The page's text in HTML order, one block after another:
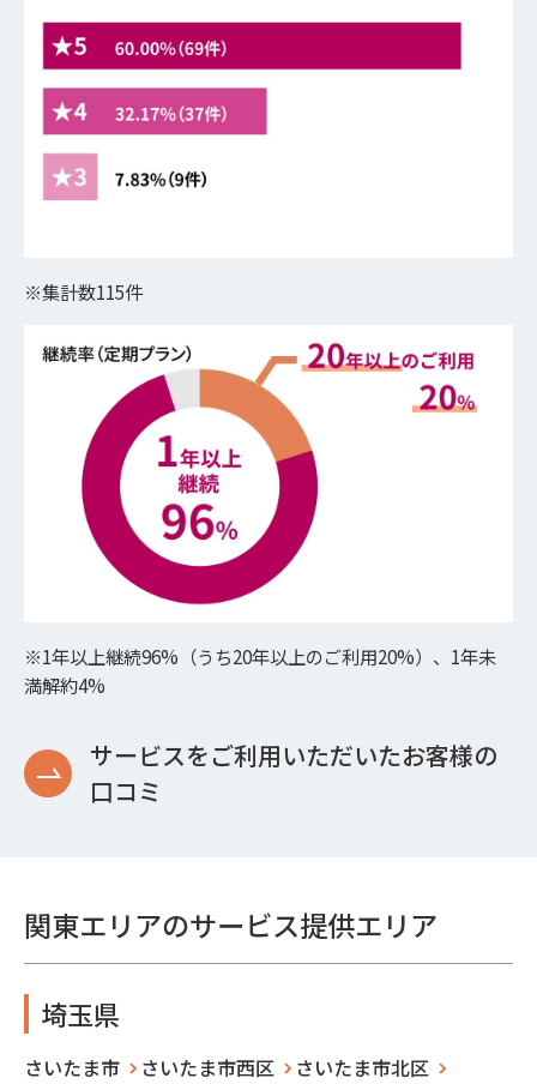
※集計数115件
※1年以上継続96%（うち20年以上のご利用20%）、1年未
満解約4%
サービスをご利用いただいたお客様の
口コミ
関東エリアのサービス提供エリア
埼玉県
さいたま市 さいたま市西区
さいたま市北区